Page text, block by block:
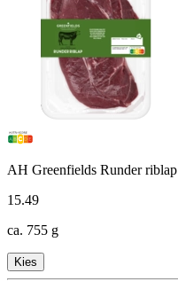
AH Greenfields Runder riblap
15.49
ca. 755 g
Kies